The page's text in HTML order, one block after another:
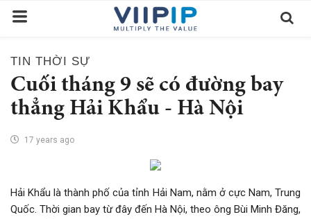
Trang chủ
Sàn Giao Dịch
Tầm nhìn
Tuyển dụng nhân sự
TIN THỜI SỰ
Cuối tháng 9 sẽ có đường bay
thẳng Hải Khẩu - Hà Nội
17 years ago
Hải Khẩu là thành phố của tỉnh Hải Nam, nằm ở cực Nam, Trung
Quốc. Thời gian bay từ đây đến Hà Nội, theo ông Bùi Minh Đăng,